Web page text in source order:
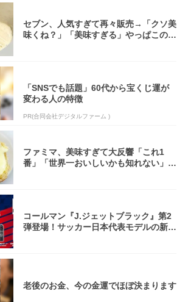
セブン、人気すぎて再々販売→「クソ美
味くね？」「美味すぎる」やっぱこのク
「SNSでも話題」60代から宝くじ運が
変わる人の特徴
PR(合同会社デジタルファーム )
ファミマ、美味すぎて大反響「これ1
番」「世界一おいしいかも知れない」
コールマン『J.ジェットブラック』第2
弾登場！サッカー日本代表モデルの新作
老後のお金、今の金運でほぼ決まります